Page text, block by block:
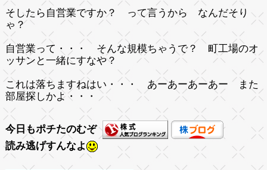
そしたら自営業ですか？ って言うから なんだそり
ゃ？
自営業って・・・ そんな規模ちゃうで？ 町工場のオ
ッサンと一緒にすなや？
これは落ちますねはい・・・ あーあーあーあー また
部屋探しかよ・・・
今日もポチたのむぞ
読み逃げすんなよ